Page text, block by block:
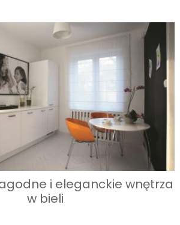
i eleganckie wnętrza
w bieli